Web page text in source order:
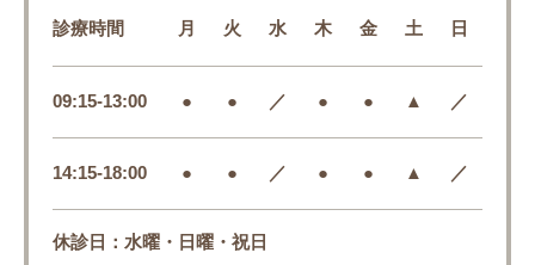
診療時間 月 火 水 木 金 土 日
09:15-13:00 ● ● ／ ● ● ▲ ／
14:15-18:00 ● ● ／ ● ● ▲ ／
休診日：水曜・日曜・祝日